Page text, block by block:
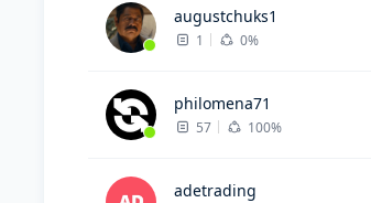
augustchuks1
1 0%
philomena71
57 100%
adetrading